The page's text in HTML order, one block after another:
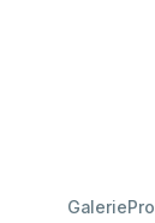
Galerie